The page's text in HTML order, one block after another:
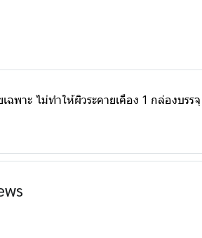
พาะ ไม่ทำให้ผิวระคายเคือง 1 กล่องบร